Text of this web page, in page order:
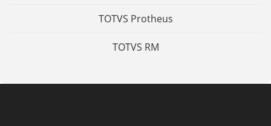
TOTVS Protheus
TOTVS RM